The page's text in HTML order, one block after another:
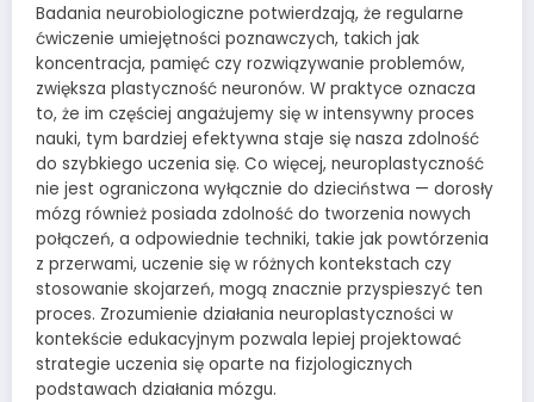
Badania neurobiologiczne potwierdzają, że regularne
ćwiczenie umiejętności poznawczych, takich jak
koncentracja, pamięć czy rozwiązywanie problemów,
zwiększa plastyczność neuronów. W praktyce oznacza
to, że im częściej angażujemy się w intensywny proces
nauki, tym bardziej efektywna staje się nasza zdolność
do szybkiego uczenia się. Co więcej, neuroplastyczność
nie jest ograniczona wyłącznie do dzieciństwa — dorosły
mózg również posiada zdolność do tworzenia nowych
połączeń, a odpowiednie techniki, takie jak powtórzenia
z przerwami, uczenie się w różnych kontekstach czy
stosowanie skojarzeń, mogą znacznie przyspieszyć ten
proces. Zrozumienie działania neuroplastyczności w
kontekście edukacyjnym pozwala lepiej projektować
strategie uczenia się oparte na fizjologicznych
podstawach działania mózgu.